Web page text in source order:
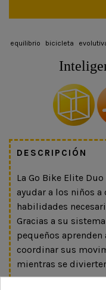
equilibrio bicicleta
DESCRIPCIÓN
La Go Bike Elite
ayudar a los niños
habilidades
Gracias a su
pequeños
coordinar sus
mientras se